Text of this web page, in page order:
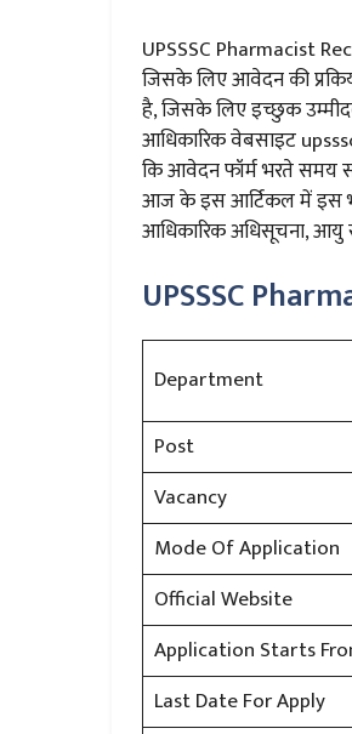
UPSSSC Pharmacist
जिसके लिए आवेदन की
है, जिसके लिए इच्छुक
आधिकारिक वेबसाइट
कि आवेदन फॉर्म भरते समय
आज के इस आर्टिकल में इस
आधिकारिक अधिसूचना, आयु
UPSSSC
Department
Post
Vacancy
Mode Of Application
Official Website
Application Starts
Last Date For Apply